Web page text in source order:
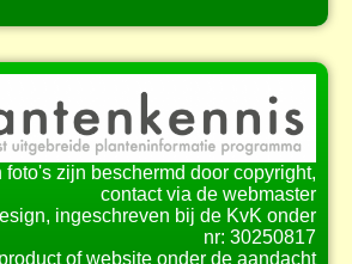
foto's zijn beschermd door copyright,
contact via de webmaster
ingeschreven bij de KvK onder
nr: 30250817
of website onder de aandacht